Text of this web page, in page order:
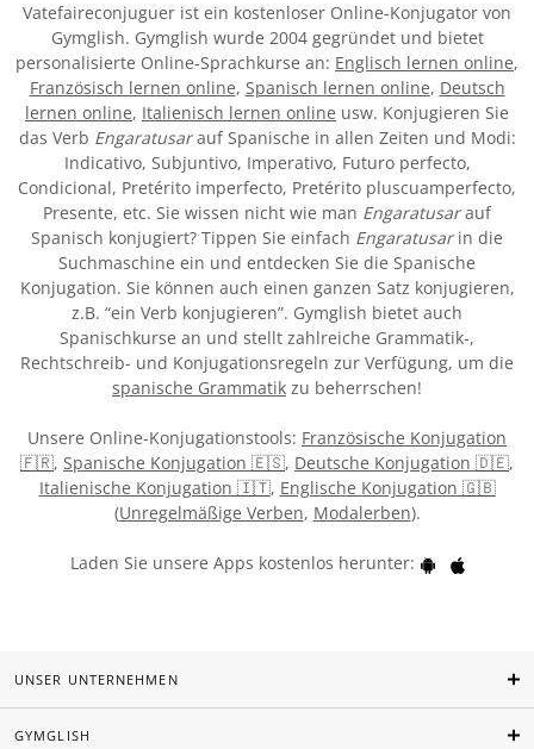
Vatefaireconjuguer ist ein kostenloser Online-Konjugator von
Gymglish. Gymglish wurde 2004 gegründet und bietet
personalisierte Online-Sprachkurse an: Englisch lernen online,
Französisch lernen online, Spanisch lernen online, Deutsch
lernen online, Italienisch lernen online usw. Konjugieren Sie
das Verb Engaratusarauf Spanische in allen Zeiten und Modi:
Indicativo, Subjuntivo, Imperativo, Futuro perfecto,
Condicional, Pretérito imperfecto, Pretérito pluscuamperfecto,
Presente, etc. Sie wissen nicht wie man Engaratusarauf
Spanisch konjugiert? Tippen Sie einfach Engaratusarin die
Suchmaschine ein und entdecken Sie die Spanische
Konjugation. Sie können auch einen ganzen Satz konjugieren,
z.B. “ein Verb konjugieren”. Gymglish bietet auch
Spanischkurse an und stellt zahlreiche Grammatik-,
Rechtschreib- und Konjugationsregeln zur Verfügung, um die
spanische Grammatik zu beherrschen!
Unsere Online-Konjugationstools: Französische Konjugation
🇫🇷, Spanische Konjugation 🇪🇸, Deutsche Konjugation 🇩🇪,
Italienische Konjugation 🇮🇹, Englische Konjugation 🇬🇧
(Unregelmäßige Verben, Modalerben).
Laden Sie unsere Apps kostenlos herunter:
UNSER UNTERNEHMEN
GYMGLISH